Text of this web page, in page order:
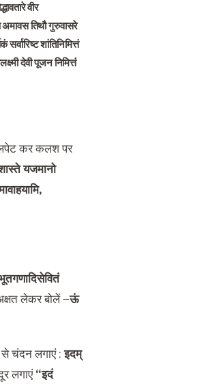
वीर
अमावस तिथौ गुरुवासरे
शांतिनिमित्तं
देवी पूजन निमित्तं
लपेट कर कलश पर
यजमानो
,
लेकर बोलें–ऊं
चंदन लगाएं:इदम्
लगाएं“इदं